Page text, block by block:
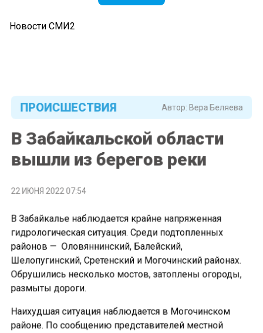
Новости СМИ2
Автор:Вера Беляева
ПРОИСШЕСТВИЯ
В Забайкальской области
вышли из берегов реки
22 ИЮНЯ 2022 07:54
В Забайкалье наблюдается крайне напряженная
гидрологическая ситуация. Среди подтопленных
районов — Оловяннинский, Балейский,
Шелопугинский, Сретенский и Могочинский районах.
Обрушились несколько мостов, затоплены огороды,
размыты дороги.
Наихудшая ситуация наблюдается в Могочинском
районе. По сообщению представителей местной